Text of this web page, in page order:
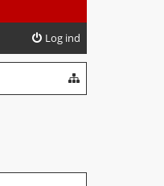
Log ind